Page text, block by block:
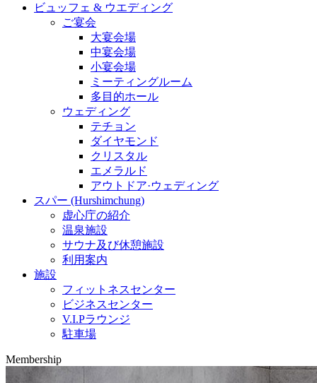
ビュッフェ & ウエディング
ご宴会
大宴会場
中宴会場
小宴会場
ミーティングルーム
多目的ホール
ウェディング
テチョン
ダイヤモンド
クリスタル
エメラルド
アウトドア·ウェディング
スパー (Hurshimchung)
虚心庁の紹介
温泉施設
サウナ及び休憩施設
利用案内
施設
フィットネスセンター
ビジネスセンター
V.I.Pラウンジ
駐車場
Membership